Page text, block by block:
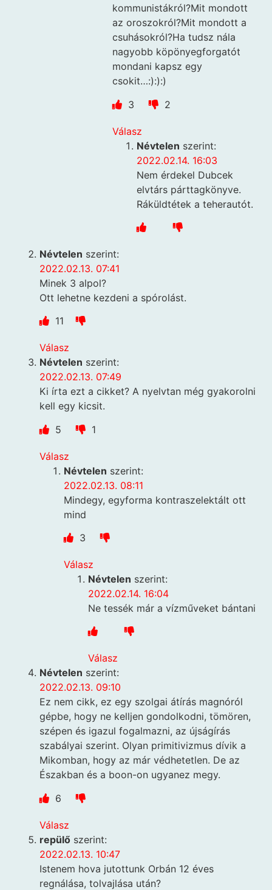
kommunistákról?Mit mondott
az oroszokról?Mit mondott a
csuhásokról?Ha tudsz nála
nagyobb köpönyegforgatót
mondani kapsz egy
csokit…:):):)
3
2
Válasz
Névtelen szerint:
2022.02.14. 16:03
Nem érdekel Dubcek
elvtárs párttagkönyve.
Ráküldtétek a teherautót.
Névtelen szerint:
2022.02.13. 07:41
Minek 3 alpol?
Ott lehetne kezdeni a spórolást.
11
Válasz
Névtelen szerint:
2022.02.13. 07:49
Ki írta ezt a cikket? A nyelvtan még gyakorolni
kell egy kicsit.
5
1
Válasz
Névtelen szerint:
2022.02.13. 08:11
Mindegy, egyforma kontraszelektált ott
mind
3
Válasz
Névtelen szerint:
2022.02.14. 16:04
Ne tessék már a vízműveket bántani
Válasz
Névtelen szerint:
2022.02.13. 09:10
Ez nem cikk, ez egy szolgai átírás magnóról
gépbe, hogy ne kelljen gondolkodni, tömören,
szépen és igazul fogalmazni, az újságírás
szabályai szerint. Olyan primitivizmus dívik a
Mikomban, hogy az már védhetetlen. De az
Északban és a boon-on ugyanez megy.
6
Válasz
repülő szerint:
2022.02.13. 10:47
Istenem hova jutottunk Orbán 12 éves
regnálása, tolvajlása után?